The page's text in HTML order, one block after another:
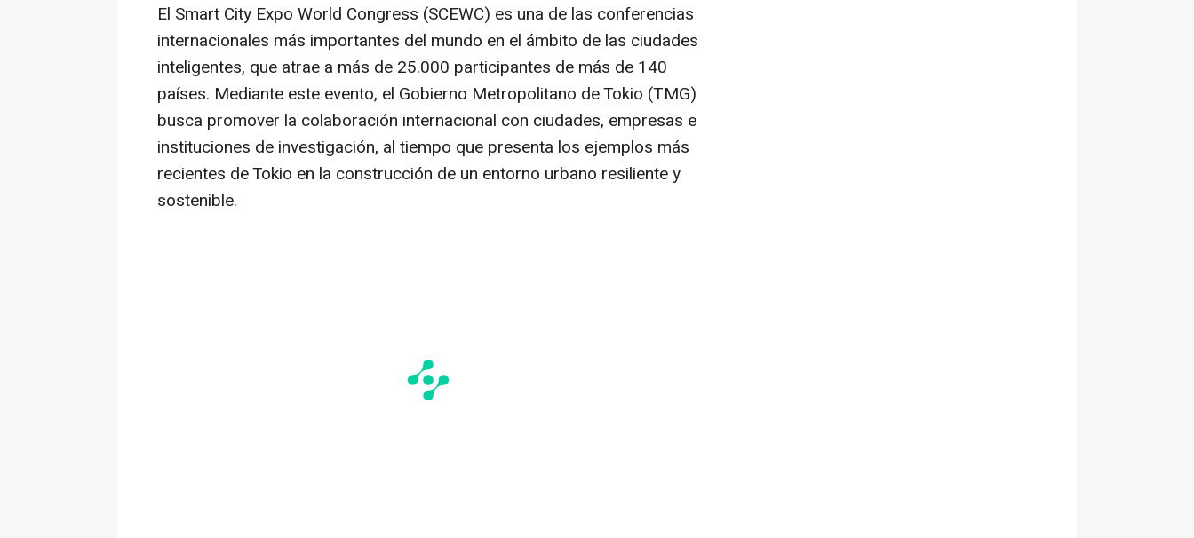
El Smart City Expo World Congress (SCEWC) es una de las conferencias
internacionales más importantes del mundo en el ámbito de las ciudades
inteligentes, que atrae a más de 25.000 participantes de más de 140
países. Mediante este evento, el Gobierno Metropolitano deTokio (TMG)
busca promover la colaboración internacional con ciudades, empresas e
instituciones de investigación, al tiempo que presenta los ejemplos más
recientes deTokio en la construcción de un entorno urbano resiliente y
sostenible.